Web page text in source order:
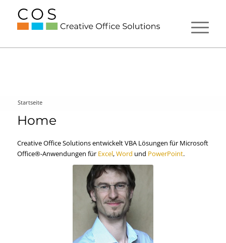
Startseite
Home
Creative Office Solutions entwickelt VBA Lösungen für Microsoft
Office®-Anwendungen für Excel,Word und PowerPoint.